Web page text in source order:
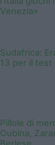
Venezia»
Sudafrica:
13 per il test
Pillole di
Oubina,